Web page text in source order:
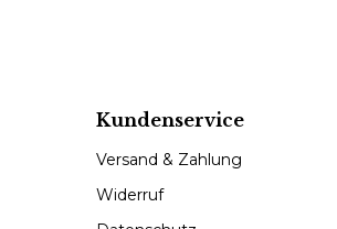
Kundenservice
Versand & Zahlung
Widerruf